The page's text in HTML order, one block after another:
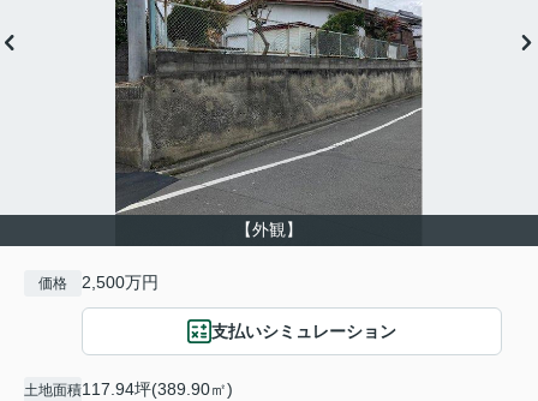
【外観】
価格 2,500万円
支払いシミュレーション
土地面積117.94坪(389.90㎡)